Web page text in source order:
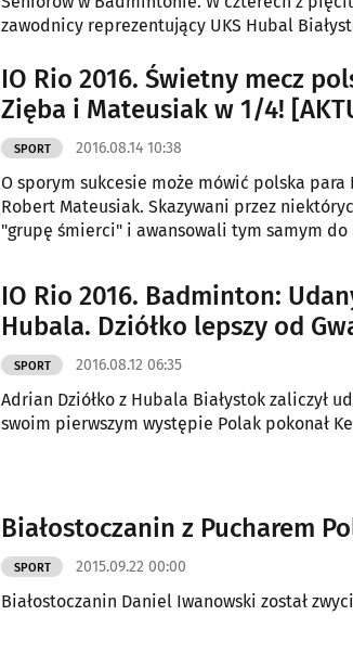
zawodnicy reprezentujący UKS Hubal
IO Rio 2016. Świetny mecz
Zięba i Mateusiak w 1/4!
SPORT 2016.08.14 10:38
O sporym sukcesie może mówić polska
Robert Mateusiak. Skazywani przez
"grupę śmierci" i awansowali tym samym do
IO Rio 2016. Badminton:
Hubala. Dziółko lepszy od
SPORT 2016.08.12 06:35
Adrian Dziółko z Hubala Białystok zaliczył
swoim pierwszym występie Polak pokonał
Białostoczanin z Pucharem
SPORT 2015.09.22 00:00
Białostoczanin Daniel Iwanowski został